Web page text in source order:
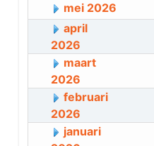
mei 2026
april
2026
maart
2026
februari
2026
januari